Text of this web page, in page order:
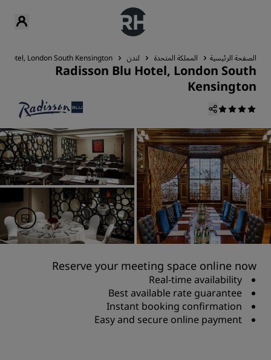
الصفحة الرئيسية المملكة المتحدة لندن Hotel, London South Kensington
Radisson Blu Hotel, London South
Kensington
Reserve your meeting space online now
Real-time availability
Best available rate guarantee
Instant booking confirmation
Easy and secure online payment